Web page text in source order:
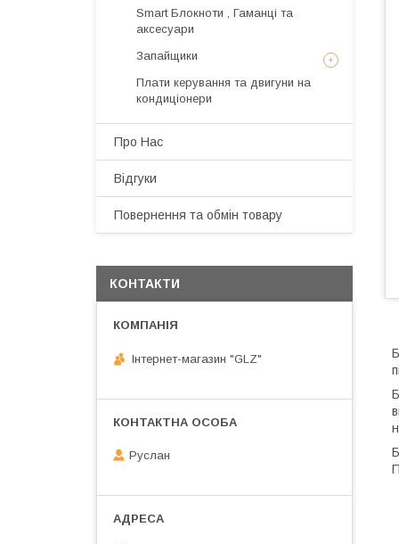
Smart Блокноти , Гаманці та
аксесуари
Запайщики
Плати керування та двигуни на
кондиціонери
Про Нас
Відгуки
Повернення та обмін товару
КОНТАКТИ
Інтернет-магазин "GLZ"
Руслан